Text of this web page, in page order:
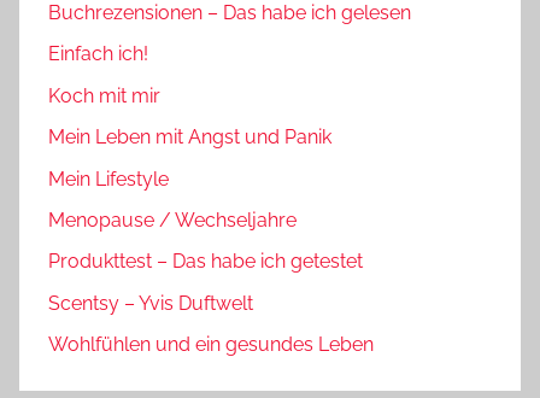
Buchrezensionen – Das habe ich gelesen
Einfach ich!
Koch mit mir
Mein Leben mit Angst und Panik
Mein Lifestyle
Menopause / Wechseljahre
Produkttest – Das habe ich getestet
Scentsy – Yvis Duftwelt
Wohlfühlen und ein gesundes Leben